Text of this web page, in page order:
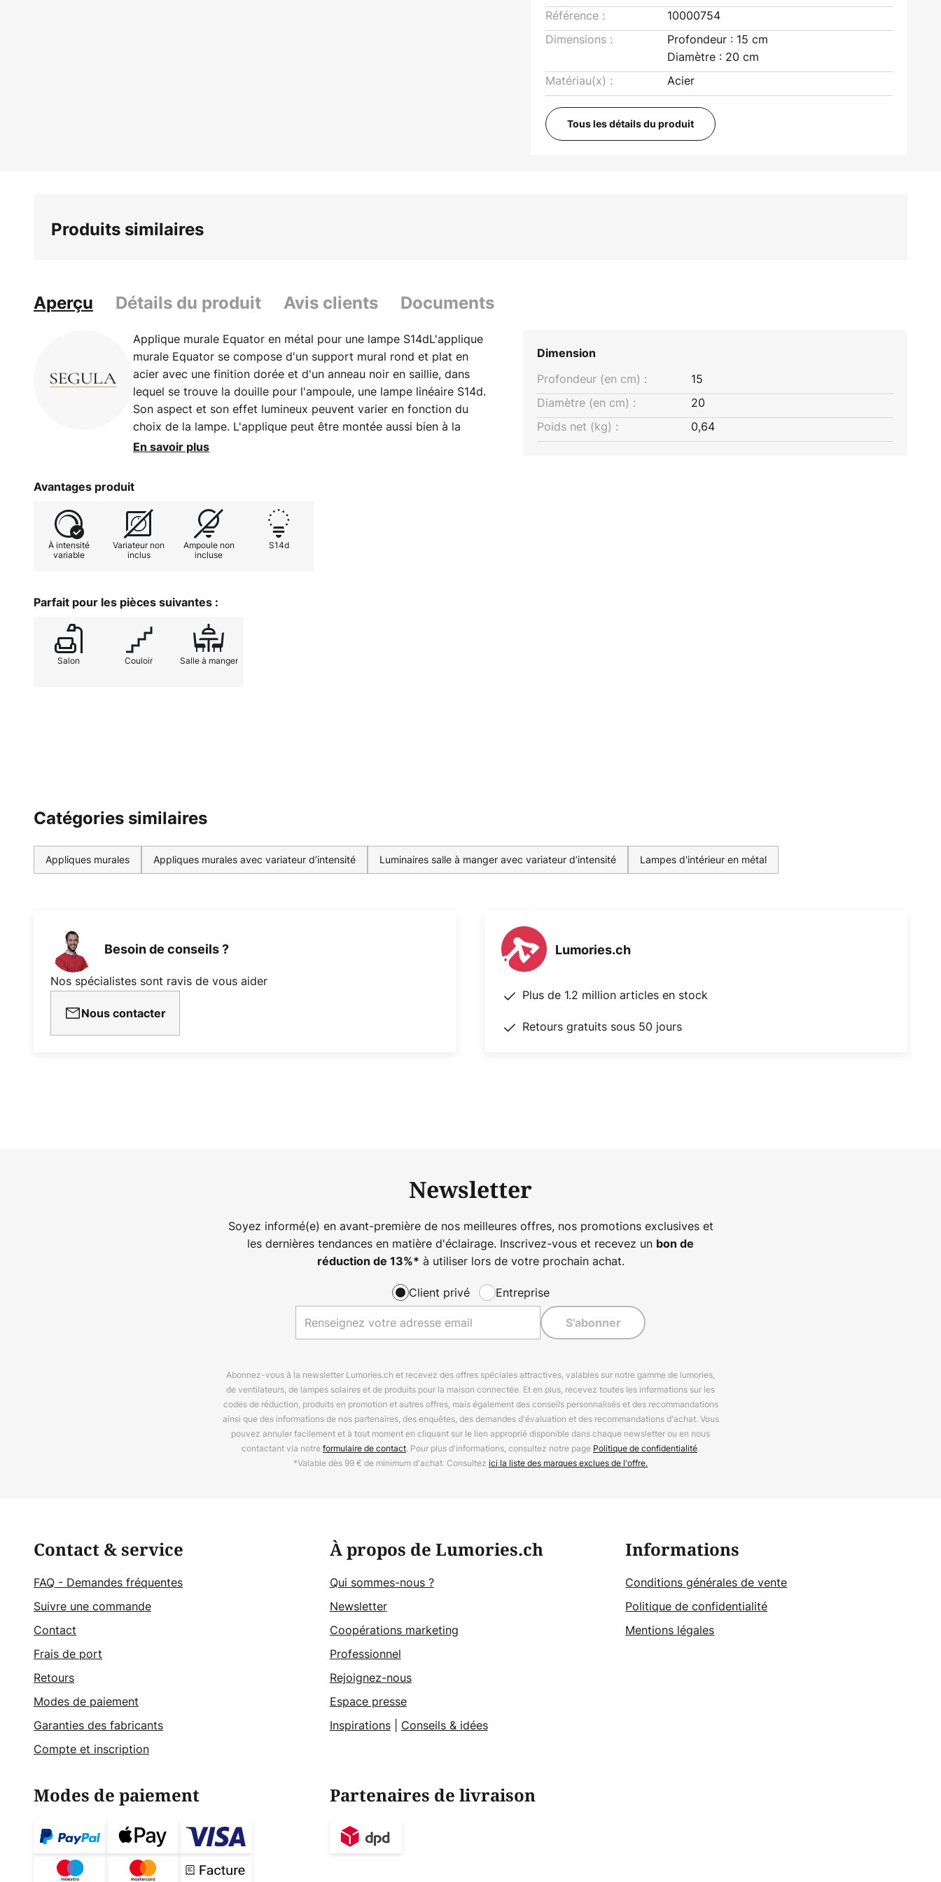
Référence :
10000754
Dimensions :
Profondeur : 15 cm
Diamètre : 20 cm
Matériau(x) :
Acier
Tous les détails du produit
Produits similaires
Aperçu Détails du produit Avis clients Documents
Applique murale Equator en métal pour une lampe S14dL'applique
murale Equator se compose d'un support mural rond et plat en
acier avec une finition dorée et d'un anneau noir en saillie, dans
lequel se trouve la douille pour l'ampoule, une lampe linéaire S14d.
Son aspect et son effet lumineux peuvent varier en fonction du
choix de la lampe. L'applique peut être montée aussi bien à la
verticale qu'à l'horizontale.
En savoir plus
Avantages produit
À intensité
variable
Variateur non
inclus
Ampoule non
incluse
S14d
Parfait pour les pièces suivantes :
Salon Couloir Salle à manger
Dimension
Profondeur (en cm) :
15
Diamètre (en cm) :
20
Poids net (kg) :
0,64
Catégories similaires
Appliques murales Appliques murales avec variateur d’intensité Luminaires salle à manger avec variateur d’intensité Lampes d'intérieur en métal
Besoin de conseils ?
Nos spécialistes sont ravis de vous aider
Nous contacter
Lumories.ch
Plus de 1.2 million articles en stock
Retours gratuits sous 50 jours
Newsletter
Soyez informé(e) en avant-première de nos meilleures offres, nos promotions exclusives et
les dernières tendances en matière d'éclairage. Inscrivez-vous et recevez un bon de
réduction de 13%* à utiliser lors de votre prochain achat.
Client privé Entreprise
S'abonner
Abonnez-vous à la newsletter Lumories.ch et recevez des offres spéciales attractives, valables sur notre gamme de lumories,
de ventilateurs, de lampes solaires et de produits pour la maison connectée. Et en plus, recevez toutes les informations sur les
codes de réduction, produits en promotion et autres offres, mais également des conseils personnalisés et des recommandations
ainsi que des informations de nos partenaires, des enquêtes, des demandes d'évaluation et des recommandations d'achat. Vous
pouvez annuler facilement et à tout moment en cliquant sur le lien approprié disponible dans chaque newsletter ou en nous
contactant via notreformulaire de contact. Pour plus d'informations, consultez notre page Politique de confidentialité.
*Valable dès 99 € de minimum d'achat. Consultez ici la liste des marques exclues de l'offre.
Contact & service
FAQ - Demandes fréquentes
Suivre une commande
Contact
Frais de port
Retours
Modes de paiement
Garanties des fabricants
Compte et inscription
À propos de Lumories.ch
Qui sommes-nous ?
Newsletter
Coopérations marketing
Professionnel
Rejoignez-nous
Espace presse
Inspirations| Conseils & idées
Informations
Conditions générales de vente
Politique de confidentialité
Mentions légales
Modes de paiement Partenaires de livraison